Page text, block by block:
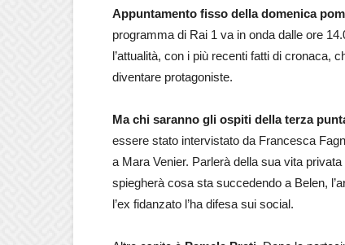
Appuntamento fisso della domenica
programma di Rai 1 va in onda dalle ore
l’attualità, con i più recenti fatti di cronaca,
diventare protagoniste.
Ma chi saranno gli ospiti della terza
essere stato intervistato da Francesca
a Mara Venier. Parlerà della sua vita
spiegherà cosa sta succedendo a Belen,
l’ex fidanzato l’ha difesa sui social.